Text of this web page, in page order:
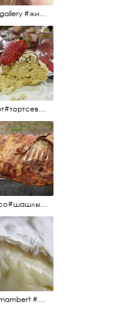
#aplgallery #живопись #портрет
#торт#тортсевер#север#severspb#северметрополь#безе#безесклубникой#тортвоздушный#тортсбезе#cake#meringuecake#meringuecakewithstrawberries @sever_metropol
#мясо#шашлык#шашлыкмашлык #пальчикиоближешь
#camambert #сыр#камамбер